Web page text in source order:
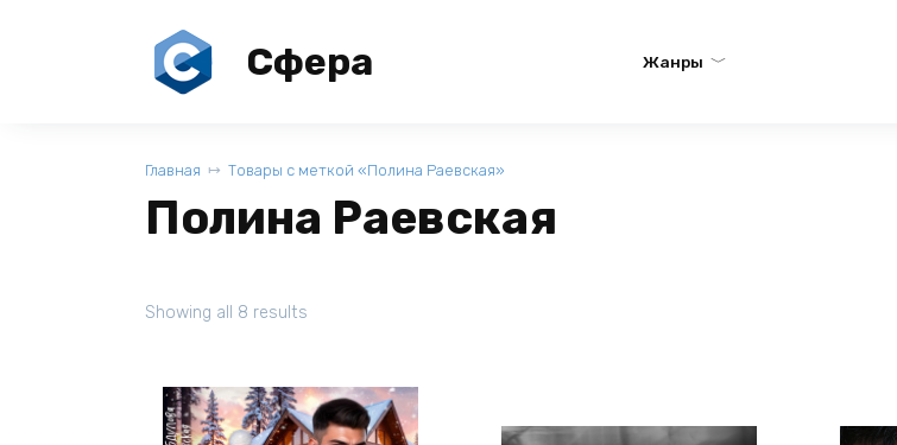
Сфера Жанры
Главная Товары с меткой «Полина Раевская»
Полина Раевская
Showing all 8 results